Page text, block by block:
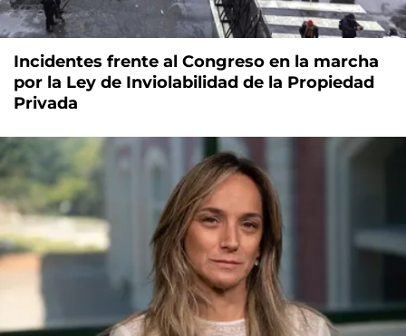
Incidentes frente al Congreso en la marcha
por la Ley de Inviolabilidad de la Propiedad
Privada